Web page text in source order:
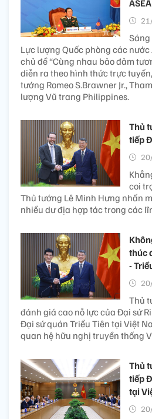
Lực lượng Quốc phòng các
chủ đề “Cùng nhau bảo đảm
diễn ra theo hình thức trực
tướng Romeo S.Brawner Jr.,
lượng Vũ trang Philippines.
Thủ
tiếp
coi
Thủ tướng Lê Minh Hưng nhấn
nhiều dư địa hợp tác trong các
thúc
-
Thủ
đánh giá cao nỗ lực của Đại sứ
Đại sứ quán Triều Tiên tại Việt
quan hệ hữu nghị truyền thống
Thủ
tiếp
tại